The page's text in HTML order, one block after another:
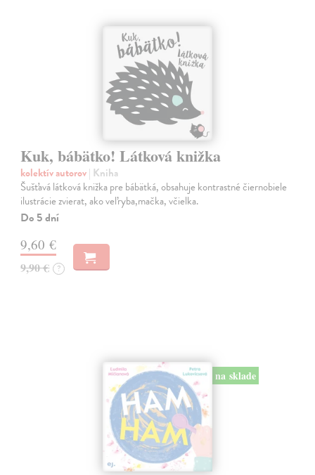
Kuk, bábätko! Látková knižka
kolektív autorov| Kniha
Šušťavá látková knižka pre bábätká, obsahuje kontrastné čiernobiele
ilustrácie zvierat, ako veľryba,mačka, včielka.
Do 5 dní
9,60 €
9,90 € ?
na sklade